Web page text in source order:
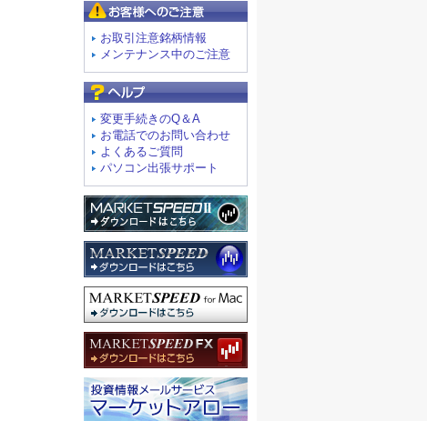
お取引注意銘柄情報
メンテナンス中のご注意
変更手続きのQ＆A
お電話でのお問い合わせ
よくあるご質問
パソコン出張サポート